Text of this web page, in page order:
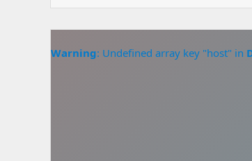
Warning: Undefined array key "host" in